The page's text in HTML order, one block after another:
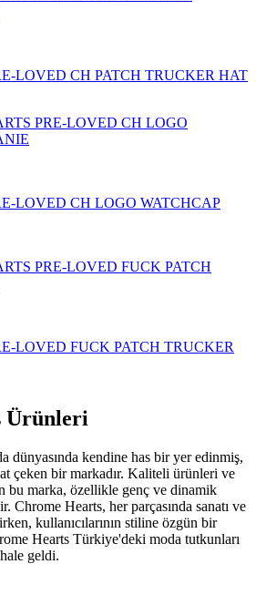
LOVED CH PATCH TRUCKER HAT
LOVED CH LOGO WATCHCAP
LOVED FUCK PATCH TRUCKER
Ürünleri
dünyasında kendine has bir yer edinmiş,
çeken bir markadır. Kaliteli ürünleri ve
bu marka, özellikle genç ve dinamik
Chrome Hearts, her parçasında sanatı ve
kullanıcılarının stiline özgün bir
Hearts Türkiye'deki moda tutkunları
geldi.